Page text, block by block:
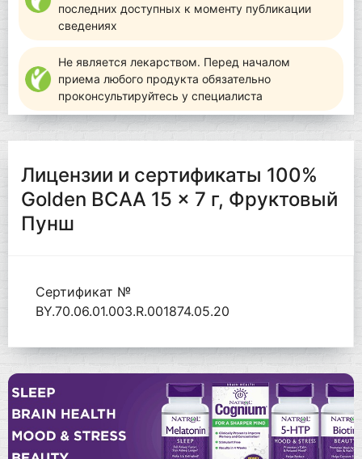
последних доступных к моменту публикации
сведениях
Не является лекарством. Перед началом
приема любого продукта обязательно
проконсультируйтесь у специалиста
Лицензии и сертификаты 100%
Golden BCAA 15 x 7 г, Фруктовый
Пунш
Сертификат №
BY.70.06.01.003.R.001874.05.20